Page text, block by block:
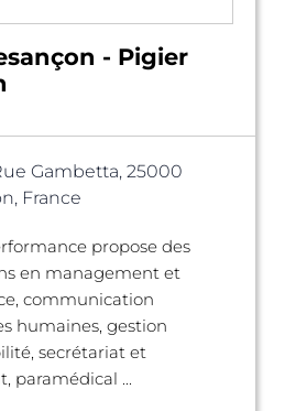
- Pigier
Gambetta, 25000
France
propose des
en management et
communication
humaines, gestion
secrétariat et
paramédical ...